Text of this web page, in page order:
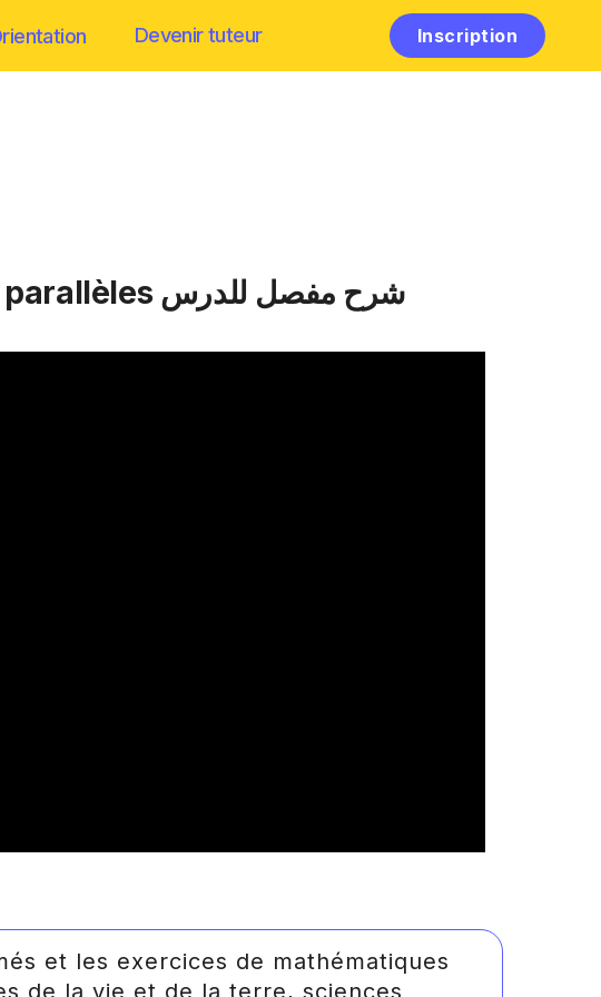
Devenir tuteur Inscription
vidéo : Maths Biof 2ème Année Collège'' Triangle et parallèles شرح مفصل للدرس
et les exercices de mathématiques
de la vie et de la terre, sciences